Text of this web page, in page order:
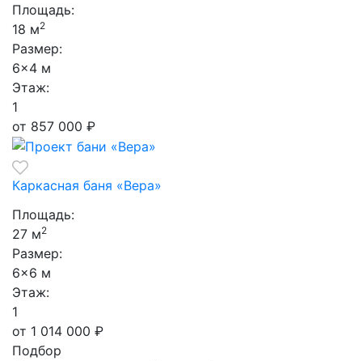
Площадь:
18 м2
Размер:
6×4 м
Этаж:
1
от 857 000 ₽
Каркасная баня «Вера»
Площадь:
27 м2
Размер:
6×6 м
Этаж:
1
от 1 014 000 ₽
Подбор